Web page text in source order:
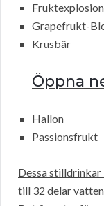
Fruktexplosion
Grapefrukt-
Krusbär
Öppna
Hallon
Passionsfrukt
Dessa
till 32 delar